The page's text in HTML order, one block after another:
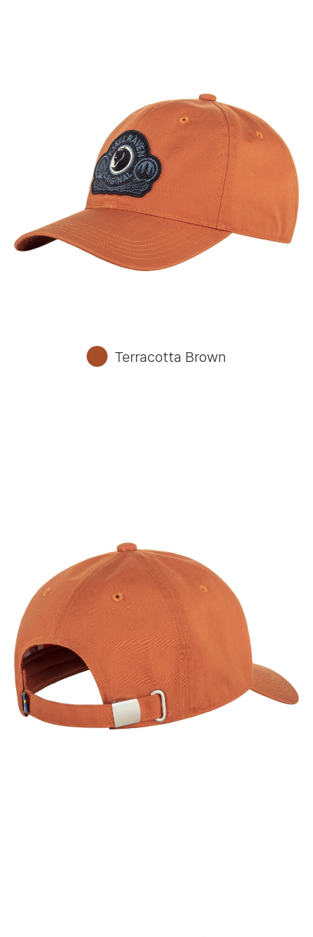
Terracotta Brown